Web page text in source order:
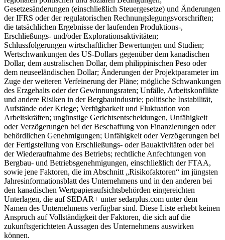
Gesetzesänderungen (einschließlich Steuergesetze) und Änderungen
der IFRS oder der regulatorischen Rechnungslegungsvorschriften;
die tatsächlichen Ergebnisse der laufenden Produktions-,
Erschließungs- und/oder Explorationsaktivitäten;
Schlussfolgerungen wirtschaftlicher Bewertungen und Studien;
Wertschwankungen des US-Dollars gegenüber dem kanadischen
Dollar, dem australischen Dollar, dem philippinischen Peso oder
dem neuseeländischen Dollar; Änderungen der Projektparameter im
Zuge der weiteren Verfeinerung der Pläne; mögliche Schwankungen
des Erzgehalts oder der Gewinnungsraten; Unfälle, Arbeitskonflikte
und andere Risiken in der Bergbauindustrie; politische Instabilität,
Aufstände oder Kriege; Verfügbarkeit und Fluktuation von
Arbeitskräften; ungünstige Gerichtsentscheidungen, Unfähigkeit
oder Verzögerungen bei der Beschaffung von Finanzierungen oder
behördlichen Genehmigungen; Unfähigkeit oder Verzögerungen bei
der Fertigstellung von Erschließungs- oder Bauaktivitäten oder bei
der Wiederaufnahme des Betriebs; rechtliche Anfechtungen von
Bergbau- und Betriebsgenehmigungen, einschließlich der FTAA,
sowie jene Faktoren, die im Abschnitt „Risikofaktoren“ im jüngsten
Jahresinformationsblatt des Unternehmens und in den anderen bei
den kanadischen Wertpapieraufsichtsbehörden eingereichten
Unterlagen, die auf SEDAR+ unter sedarplus.com unter dem
Namen des Unternehmens verfügbar sind. Diese Liste erhebt keinen
Anspruch auf Vollständigkeit der Faktoren, die sich auf die
zukunftsgerichteten Aussagen des Unternehmens auswirken
können.